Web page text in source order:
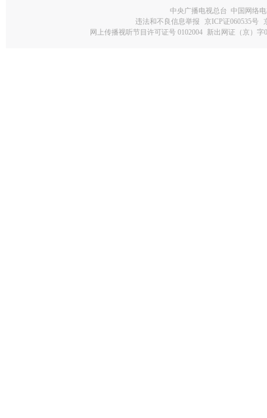
中央广播电视总台 中国网络
违法和不良信息举报
京ICP证060535号
网上传播视听节目许可证号 0102004 新出网证（京）